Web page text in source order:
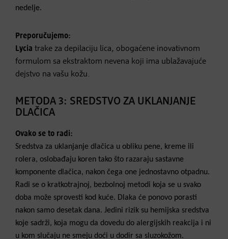
nedelje.
Preporučujemo:
Lycia trake za depilaciju lica, obogaćene inovativnom
formulom sa ekstraktom nevena koji ima ublažavajuće
dejstvo na vašu kožu.
METODA 3: SREDSTVO ZA UKLANJANJE
DLAČICA
Ovako se to radi:
Sredstva za uklanjanje dlačica u obliku pene, kreme ili
rolera, oslobađaju koren tako što razaraju sastavne
komponente dlačica, nakon čega one jednostavno otpadnu.
Radi se o kratkotrajnoj, bezbolnoj metodi koja se u svako
doba može sprovesti kod kuće. Dlaka će ponovo porasti
nakon samo desetak dana. Jedini rizik su hemijska sredstva
koje sadrži, koja mogu da dovedu do alergijskih reakcija i ni
u kom slučaju ne smeju doći u dodir sa sluzokožom.